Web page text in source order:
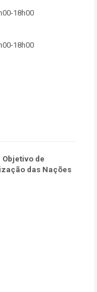
18h00
18h00
de
das Nações